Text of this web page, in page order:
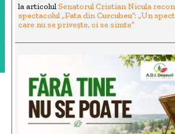
la articolulSenatorul Cristian Nicula
spectacolul „Fata din Curcubeu”: „Un
care nu se privește, ci se simte”